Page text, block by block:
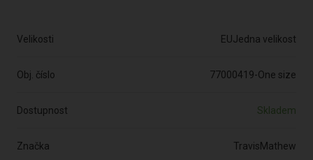
Velikosti EUJedna velikost
Obj. číslo 77000419-One size
Dostupnost Skladem
Značka TravisMathew